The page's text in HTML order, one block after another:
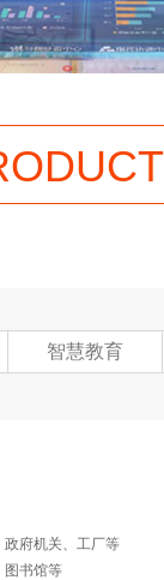
智慧教育
府机关、工厂等
书馆等